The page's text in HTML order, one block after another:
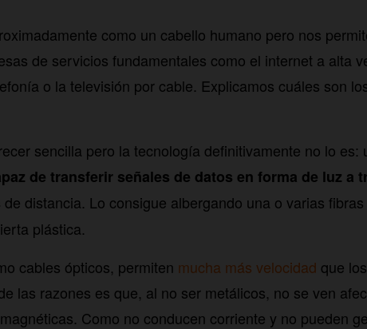
como un cabello humano pero nos
de servicios fundamentales como el internet a alta
o la televisión por cable. Explicamos cuáles son
sencilla pero la tecnología definitivamente no lo es:
de transferir señales de datos en forma de luz a
de distancia. Lo consigue albergando una o varias
plástica.
cables ópticos, permiten mucha más velocidad que
las razones es que, al no ser metálicos, no se ven
Como no conducen corriente y no pueden